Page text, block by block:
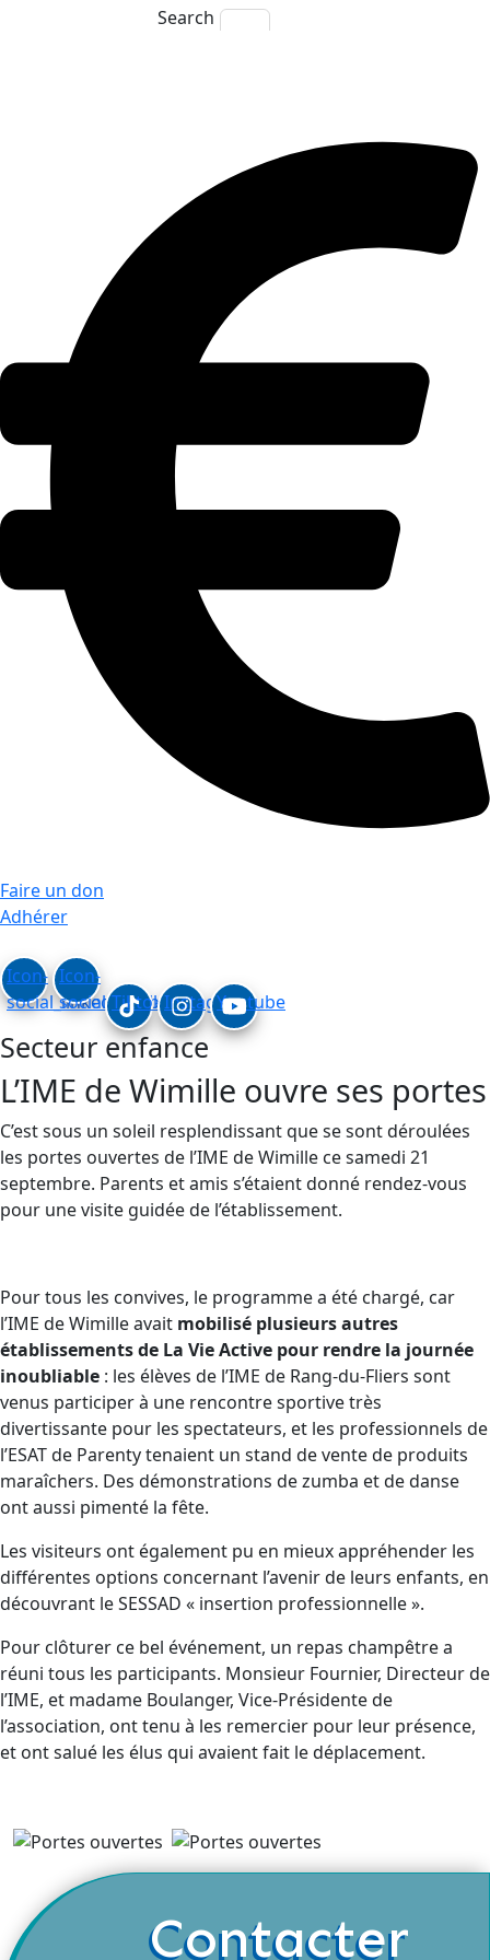
Faire un don
Adhérer
Icon-
social_linkedin
Icon-
social_facebook
TiktokInstagramYoutube
Search
Secteur enfance
L’IME de Wimille ouvre ses portes
C’est sous un soleil resplendissant que se sont déroulées
les portes ouvertes de l’IME de Wimille ce samedi 21
septembre. Parents et amis s’étaient donné rendez-vous
pour une visite guidée de l’établissement.
Pour tous les convives, le programme a été chargé, car
l’IME de Wimille avait mobilisé plusieurs autres
établissements de La Vie Active pour rendre la journée
inoubliable : les élèves de l’IME de Rang-du-Fliers sont
venus participer à une rencontre sportive très
divertissante pour les spectateurs, et les professionnels de
l’ESAT de Parenty tenaient un stand de vente de produits
maraîchers. Des démonstrations de zumba et de danse
ont aussi pimenté la fête.
Les visiteurs ont également pu en mieux appréhender les
différentes options concernant l’avenir de leurs enfants, en
découvrant le SESSAD « insertion professionnelle ».
Pour clôturer ce bel événement, un repas champêtre a
réuni tous les participants. Monsieur Fournier, Directeur de
l’IME, et madame Boulanger, Vice-Présidente de
l’association, ont tenu à les remercier pour leur présence,
et ont salué les élus qui avaient fait le déplacement.
Contacter